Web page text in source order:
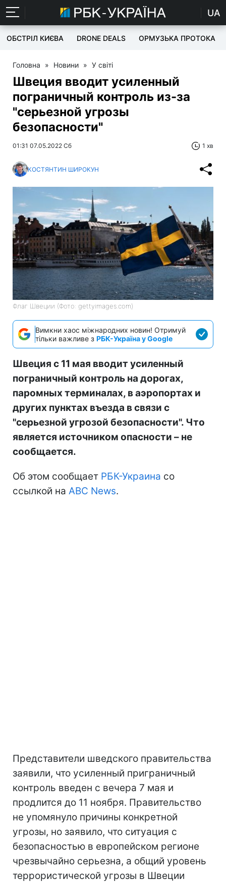
UA
ОБСТРІЛ КИЄВА DRONE DEALS ОРМУЗЬКА ПРОТОКА
Головна » Новини » У світі
Швеция вводит усиленный
пограничный контроль из-за
"серьезной угрозы
безопасности"
01:31 07.05.2022 Сб 1 хв
КОСТЯНТИН ШИРОКУН
Флаг Швеции (Фото: gettyimages.com)
Вимкни хаос міжнародних новин! Отримуй
тільки важливе з РБК-Україна у Google
Швеция с 11 мая вводит усиленный
пограничный контроль на дорогах,
паромных терминалах, в аэропортах и
других пунктах въезда в связи с
"серьезной угрозой безопасности". Что
является источником опасности – не
сообщается.
Об этом сообщает РБК-Украина со
ссылкой на ABC News.
Представители шведского правительства
заявили, что усиленный приграничный
контроль введен с вечера 7 мая и
продлится до 11 ноября. Правительство
не упомянуло причины конкретной
угрозы, но заявило, что ситуация с
безопасностью в европейском регионе
чрезвычайно серьезна, а общий уровень
террористической угрозы в Швеции